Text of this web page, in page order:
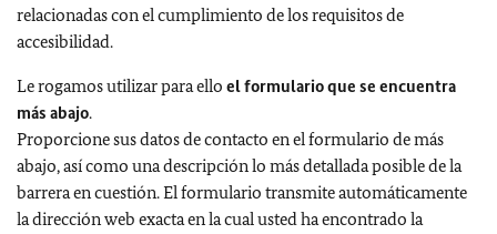
relacionadas con el cumplimiento de los requisitos de
accesibilidad.
Le rogamos utilizar para ello el formulario que se encuentra
más abajo.
Proporcione sus datos de contacto en el formulario de más
abajo, así como una descripción lo más detallada posible de la
barrera en cuestión. El formulario transmite automáticamente
la dirección web exacta en la cual usted ha encontrado la